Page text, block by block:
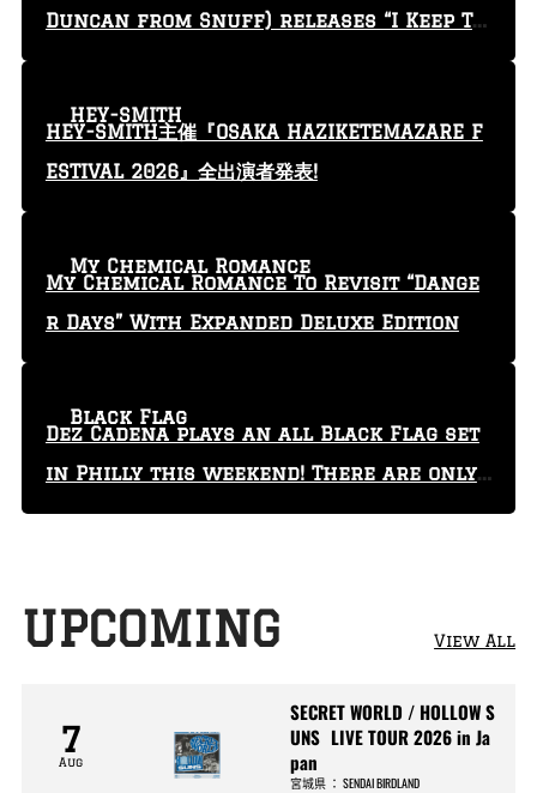
Duncan from Snuff) releases “I Keep Tr
HEY-SMITH主催『OSAKA HAZIKETEMAZARE F
ESTIVAL 2026』全出演者発表!
HEY-SMITH
My Chemical Romance To Revisit “Dange
r Days” With Expanded Deluxe Edition
My Chemical Romance
Dez Cadena plays an all Black Flag set
in Philly this weekend! There are only
29 tickets left!
Black Flag
UPCOMING View All
7
Aug
SECRET WORLD / HOLLOW S
UNS LIVE TOUR 2026 in Ja
pan
宮城県 ：SENDAI BIRDLAND